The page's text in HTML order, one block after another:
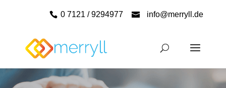
0 7121 / 9294977 info@merryll.de